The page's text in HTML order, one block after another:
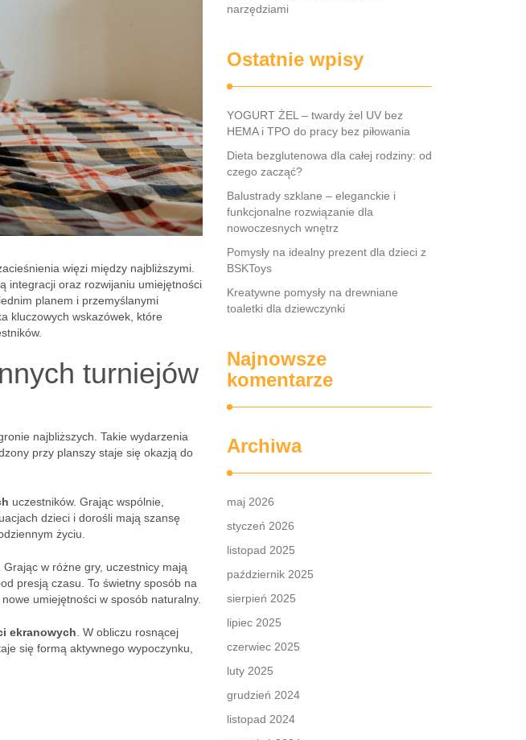
więzi między najbliższymi.
integracji oraz rozwijaniu umiejętności
planem i przemyślanymi
kluczowych wskazówek, które
turniejów
najbliższych. Takie wydarzenia
przy planszy staje się okazją do
uczestników. Grając wspólnie,
dzieci i dorośli mają szansę
życiu.
w różne gry, uczestnicy mają
presją czasu. To świetny sposób na
umiejętności w sposób naturalny.
ekranowych . W obliczu rosnącej
się formą aktywnego wypoczynku,
narzędziami
Ostatnie wpisy
YOGURT ŻEL – twardy żel UV bez
HEMA i TPO do pracy bez piłowania
Dieta bezglutenowa dla całej rodziny: od
czego zacząć?
Balustrady szklane – eleganckie i
funkcjonalne rozwiązanie dla
nowoczesnych wnętrz
Pomysły na idealny prezent dla dzieci z
BSKToys
Kreatywne pomysły na drewniane
toaletki dla dziewczynki
Najnowsze
komentarze
Archiwa
maj 2026
styczeń 2026
listopad 2025
październik 2025
sierpień 2025
lipiec 2025
czerwiec 2025
luty 2025
grudzień 2024
listopad 2024